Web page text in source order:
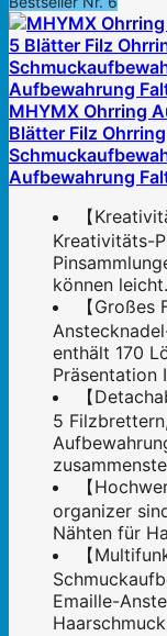
MHYMX Ohrring
Blätter Filz
Aufbewahrung
【
Kreativitäts-
können
【
enthält 170
Präsentation
【
5
【
organizer
Nähten für
【
Emaille-